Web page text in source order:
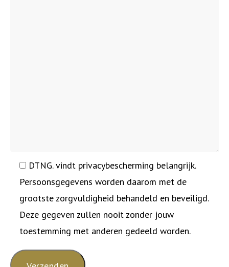
DTNG. vindt privacybescherming belangrijk.
Persoonsgegevens worden daarom met de
grootste zorgvuldigheid behandeld en beveiligd.
Deze gegeven zullen nooit zonder jouw
toestemming met anderen gedeeld worden.